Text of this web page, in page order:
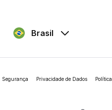
Brasil
Segurança Privacidade de Dados